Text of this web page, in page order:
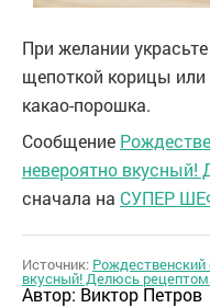
При желании
щепоткой корицы
какао-порошка.
Сообщение
невероятно вкусный!
сначала на СУПЕР
Источник:
вкусный! Делюсь
Автор:Виктор Петров